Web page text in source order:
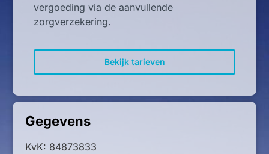
vergoeding via de aanvullende
zorgverzekering.
Bekijk tarieven
Gegevens
KvK: 84873833